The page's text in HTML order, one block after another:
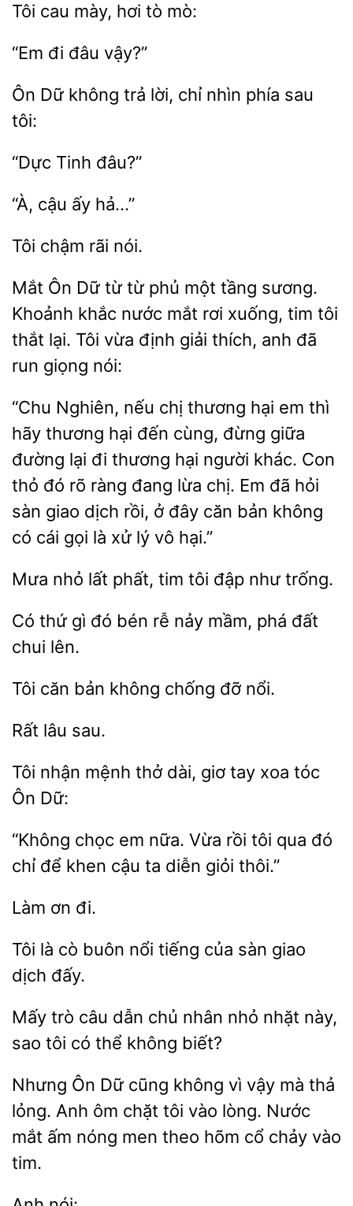
cau mày, tò
đâu
Ôn Dữ không trả lời,
sau
tôi:
“À,
chậm
Mắt Ôn từ từ
một tầng sương.
Khoảnh
nước mắt rơi xuống, tim tôi
thắt lại. Tôi vừa định giải thích, anh đã
run giọng nói:
“Chu Nghiên, nếu chị thương hại em thì
hãy thương hại đến cùng, đừng giữa
đường lại đi thương hại người khác. Con
thỏ đó rõ ràng đang
Em đã hỏi
sàn giao dịch rồi, ở
căn bản không
có cái gọi là xử lý vô hại.”
Mưa nhỏ phất, tim đập như
Có thứ gì đó bén rễ nảy mầm,
chui
Tôi bản chống đỡ
Tôi nhận mệnh thở
giơ tay xoa
Dữ:
“Không
em nữa. Vừa rồi tôi qua đó
chỉ
cậu ta diễn giỏi thôi.”
Tôi là
buôn nổi tiếng của sàn
dịch
Mấy trò câu dẫn chủ nhỏ
này,
sao tôi có thể không
Nhưng Ôn Dữ cũng không vì
mà thả
lỏng. Anh ôm chặt tôi vào lòng.
mắt ấm nóng men theo hõm cổ chảy vào